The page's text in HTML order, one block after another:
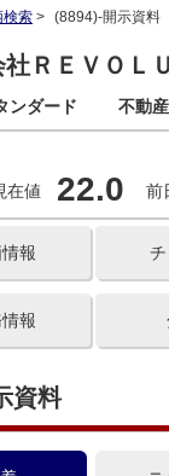
検索 > (8894)-開示資料
ＲＥＶＯＬ
ンダード 不動
在値 22.0 前
報 チ
報
資料